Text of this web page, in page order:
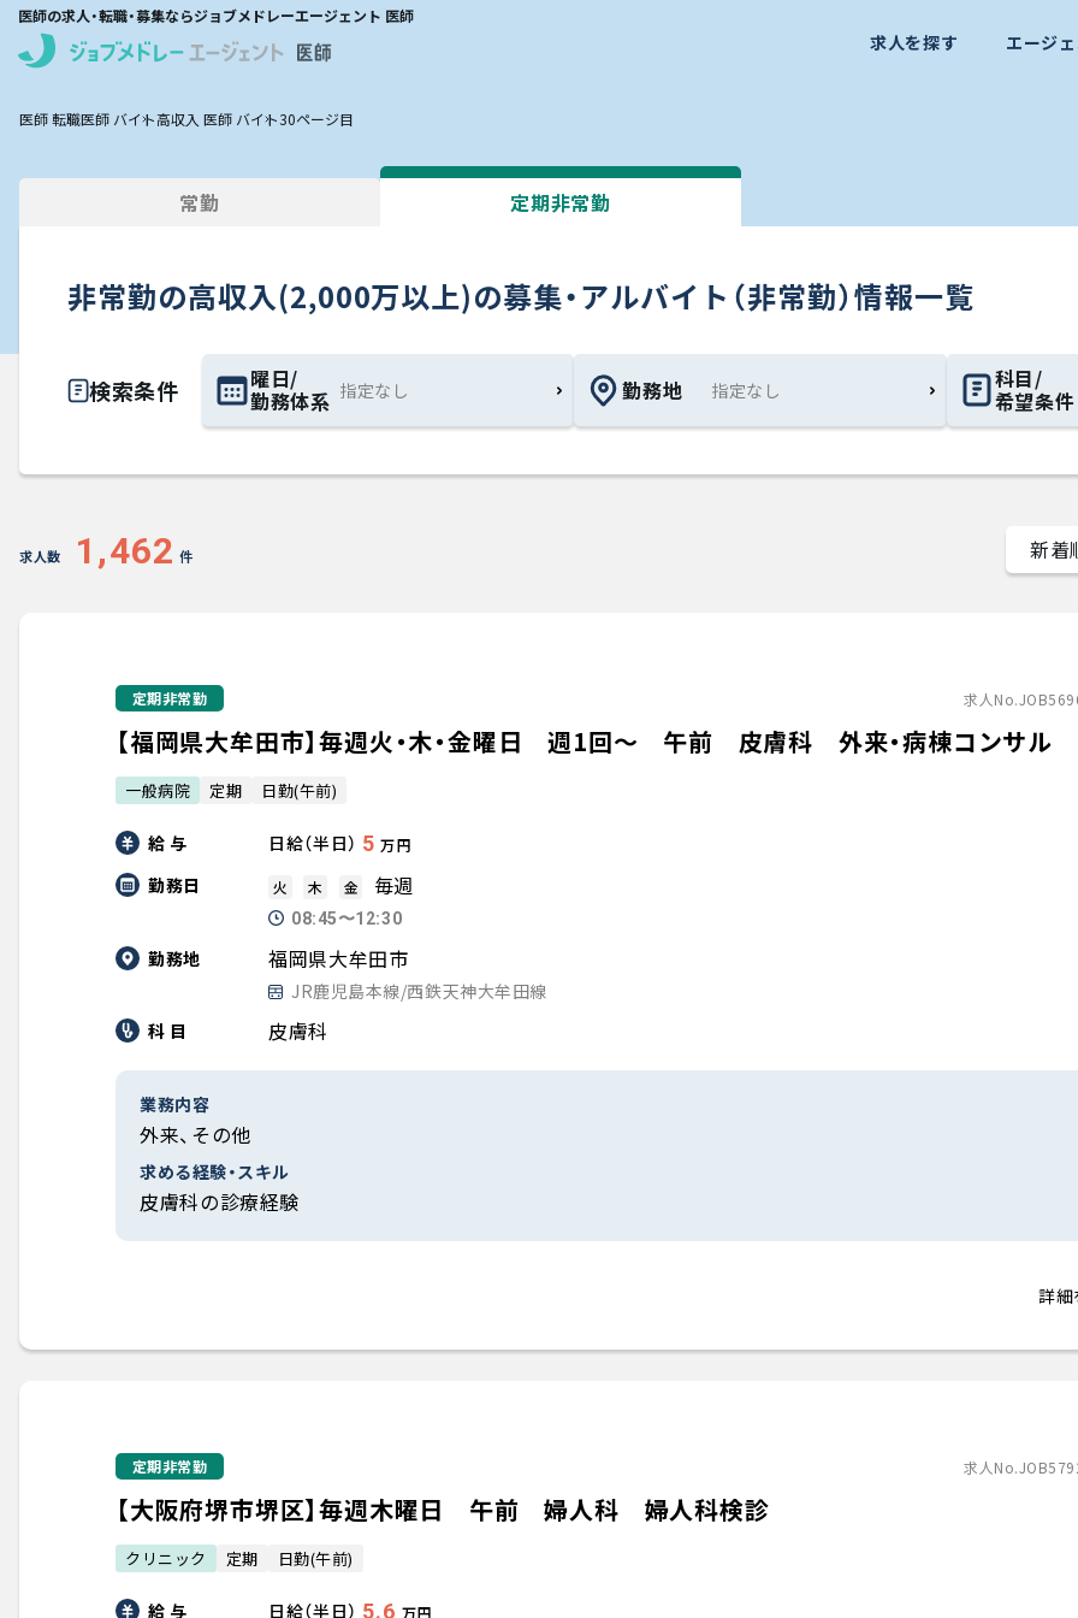
医師の求人・転職・募集ならジョブメドレーエージェント 医師
求人を探す エージ
医師 転職医師 バイト高収入 医師 バイト30ページ目
常勤 定期非常勤
非常勤の高収入(2,000万以上)の募集・アルバイト（非常勤）情報一覧
検索条件 曜日/
勤務体系 勤務地 科目/
希望条件
求人数 1,462 件
定期非常勤 求人
【福岡県大牟田市】毎週火・木・金曜日 週1回～ 午前 皮膚科 外来・病棟コンサル
一般病院 定期 日勤(午前)
給 与 日給（半日） 5 万円
勤務日 火 木 金 毎週
08:45〜12:30
勤務地 福岡県大牟田市
JR鹿児島本線/西鉄天神大牟田線
科 目
皮膚科
業務内容
外来、その他
求める経験・スキル
皮膚科の診療経験
詳
定期非常勤 求人
【大阪府堺市堺区】毎週木曜日 午前 婦人科 婦人科検診
クリニック 定期 日勤(午前)
給 与 日給（半日） 5.6 万円